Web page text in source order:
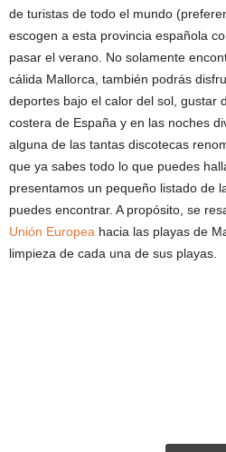
de turistas de todo el mundo
escogen a esta provincia española
pasar el verano. No solamente
cálida Mallorca, también podrás
deportes bajo el calor del sol, gustar
costera de España y en las noches
alguna de las tantas discotecas
que ya sabes todo lo que puedes
presentamos un pequeño listado de
puedes encontrar. A propósito, se
Unión Europea hacia las playas de
limpieza de cada una de sus playas.